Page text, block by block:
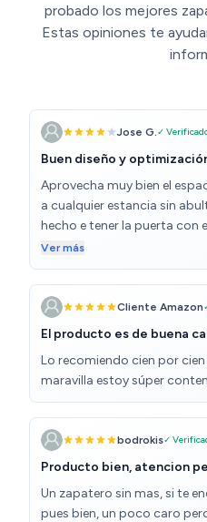
probado los mejores
Estas opiniones te
Jose G.✓
Buen diseño y
Aprovecha muy bien el
a cualquier estancia sin
hecho e tener la puerta con
desapercibido y parece la
montaje es un poco
barritas separadoras de
hueco y ha sido necesario
ellas. Salvo esto, el montaje
pone el transportista, ya que
TIRADO como les des el
rotundo. OJO
Ver más
Cliente Amazon
El producto es de buena
Lo recomiendo cien por
maravilla estoy súper
bodrokis✓
Producto bien, atencion
Un zapatero sin mas, si te
pues bien, un poco caro